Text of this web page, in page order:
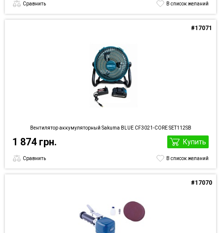
Сравнить В список желаний
Вентилятор аккумуляторный Sakuma BLUE CF3021-CORE SET112SB
#17071
1 874 грн. Купить
Сравнить В список желаний
#17070